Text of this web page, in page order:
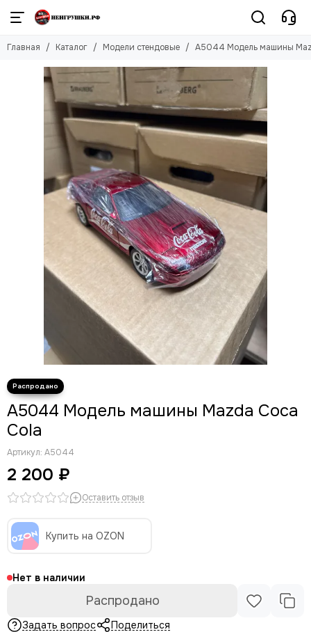
Модели стендовые
Kinsmart
Модели самолетов
Главная Каталог Модели стендовые A5044 Модель машины
A5044 Модель машины Mazda Coca
Cola
Артикул: A5044
2 200 ₽
Оставить отзыв
Купить на OZON
Нет в наличии
Распродано
Задать вопрос Поделиться